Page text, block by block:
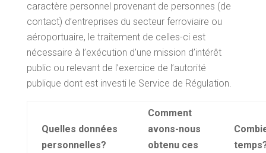
caractère personnel provenant de personnes (de
contact) d’entreprises du secteur ferroviaire ou
aéroportuaire, le traitement de celles-ci est
nécessaire à l’exécution d’une mission d’intérêt
public ou relevant de l’exercice de l’autorité
publique dont est investi le Service de Régulation.
Quelles données
personnelles?
Comment
avons-nous
obtenu ces